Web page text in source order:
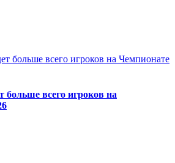
больше всего игроков на